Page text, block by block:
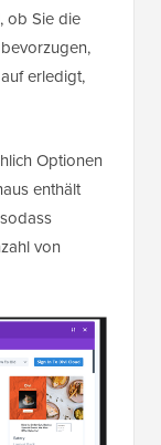
ob Sie die
erledigt,
Optionen
enthält
von